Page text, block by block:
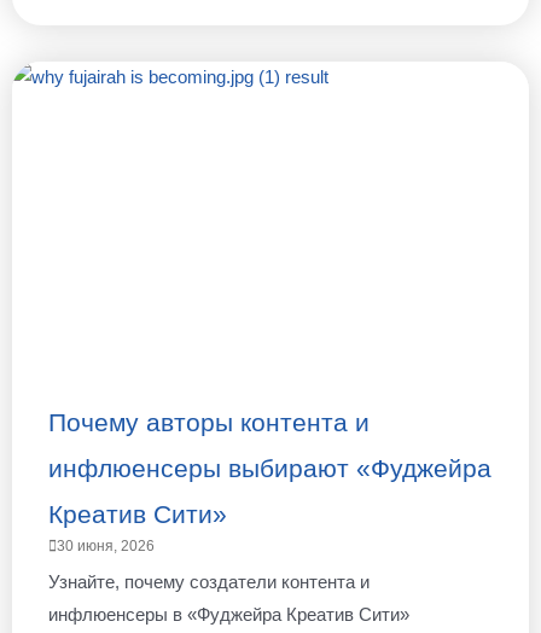
Почему авторы контента и
инфлюенсеры выбирают «Фуджейра
Креатив Сити»
30 июня, 2026
Узнайте, почему создатели контента и
инфлюенсеры в «Фуджейра Креатив Сити»